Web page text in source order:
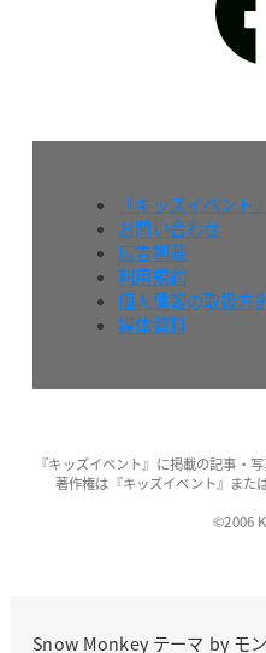
『キッズイベント
お問い合わせ
広告掲載
利用規約
個人情報の取扱方
媒体資料
『キッズイベント』に掲載の記事・
著作権は『キッズイベント』また
©2006
Snow Monkeyテーマ by モ